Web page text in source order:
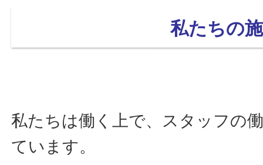
私たちの
私たちは働く上で、スタッフの
ています。